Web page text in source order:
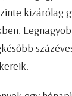
kizárólag